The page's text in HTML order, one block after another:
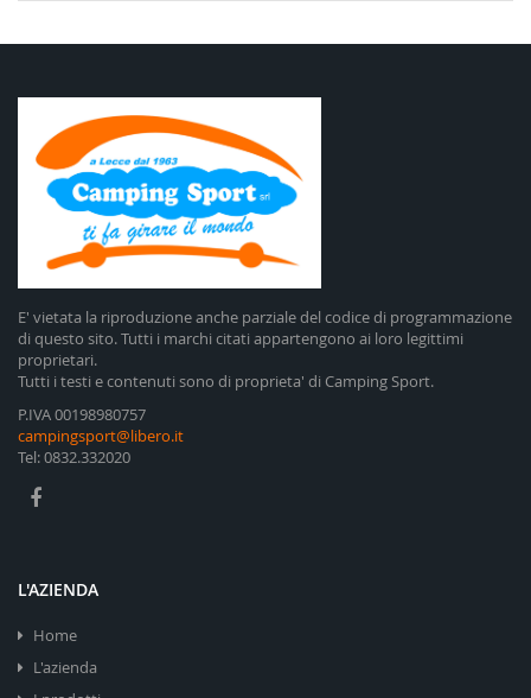
E' vietata la riproduzione anche parziale del codice di programmazione
di questo sito. Tutti i marchi citati appartengono ai loro legittimi
proprietari.
Tutti i testi e contenuti sono di proprieta' di Camping Sport.
P.IVA 00198980757
campingsport@libero.it
Tel: 0832.332020
L'AZIENDA
Home
L'azienda